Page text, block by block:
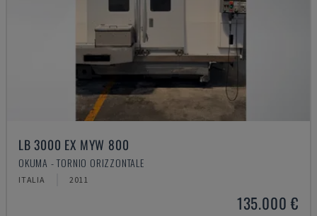
LB 3000 EX MYW 800
OKUMA - TORNIO ORIZZONTALE
ITALIA 2011
135.000 €